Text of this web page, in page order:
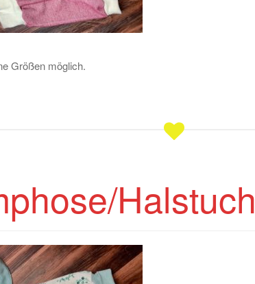
Größen möglich.
Halstuch